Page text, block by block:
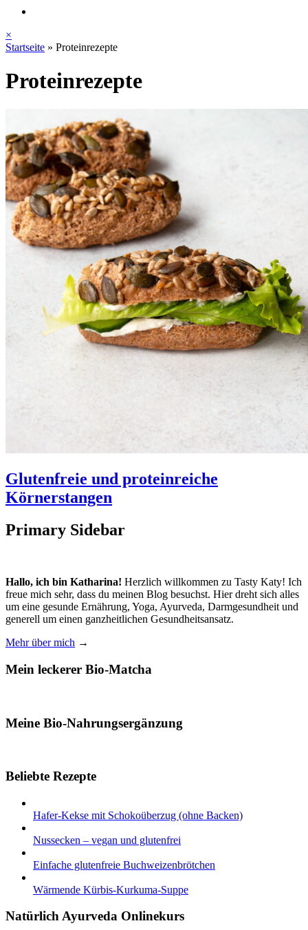
×
Startseite » Proteinrezepte
Proteinrezepte
Glutenfreie und proteinreiche
Körnerstangen
Primary Sidebar
Hallo, ich bin Katharina! Herzlich willkommen zu Tasty Katy! Ich
freue mich sehr, dass du meinen Blog besuchst. Hier dreht sich alles
um eine gesunde Ernährung, Yoga, Ayurveda, Darmgesundheit und
generell um einen ganzheitlichen Gesundheitsansatz.
Mehr über mich →
Mein leckerer Bio-Matcha
Meine Bio-Nahrungsergänzung
Beliebte Rezepte
Hafer-Kekse mit Schokoüberzug (ohne Backen)
Nussecken – vegan und glutenfrei
Einfache glutenfreie Buchweizenbrötchen
Wärmende Kürbis-Kurkuma-Suppe
Natürlich Ayurveda Onlinekurs